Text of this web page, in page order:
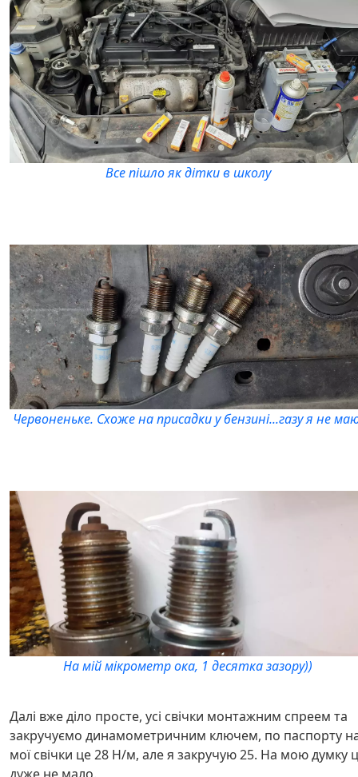
Все пішло як дітки в школу
Червоненьке. Схоже на присадки у бензині...газу я не
На мій мікрометр ока, 1 десятка зазору))
Далі вже діло просте, усі свічки монтажним спреем та
закручуємо динамометричним ключем, по паспорту
мої свічки це 28 Н/м, але я закручую 25. На мою думку